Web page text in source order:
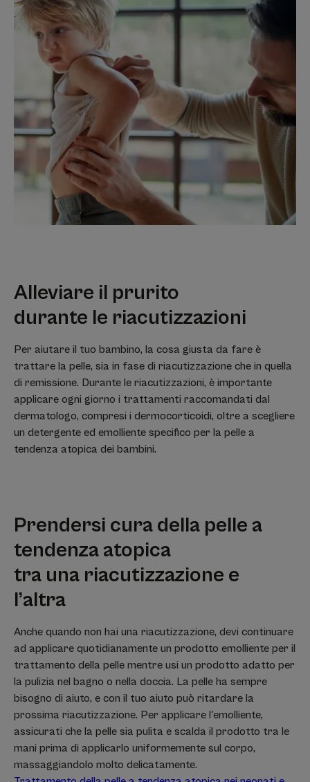
Alleviare il prurito
durante le riacutizzazioni
Per aiutare il tuo bambino, la cosa giusta da fare è
trattare la pelle, sia in fase di riacutizzazione che in quella
di remissione. Durante le riacutizzazioni, è importante
applicare ogni giorno i trattamenti raccomandati dal
dermatologo, compresi i dermocorticoidi, oltre a scegliere
un detergente ed emolliente specifico per la pelle a
tendenza atopica dei bambini.
Prendersi cura della pelle a
tendenza atopica
tra una riacutizzazione e
l’altra
Anche quando non hai una riacutizzazione, devi continuare
ad applicare quotidianamente un prodotto emolliente per il
trattamento della pelle mentre usi un prodotto adatto per
la pulizia nel bagno o nella doccia. La pelle ha sempre
bisogno di aiuto, e con il tuo aiuto può ritardare la
prossima riacutizzazione. Per applicare l'emolliente,
assicurati che la pelle sia pulita e scalda il prodotto tra le
mani prima di applicarlo uniformemente sul corpo,
massaggiandolo molto delicatamente.